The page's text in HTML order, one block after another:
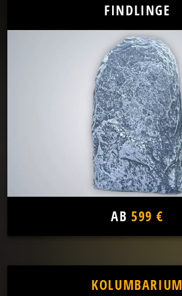
FINDLINGE
AB 599 €
KOLUMBARIUM